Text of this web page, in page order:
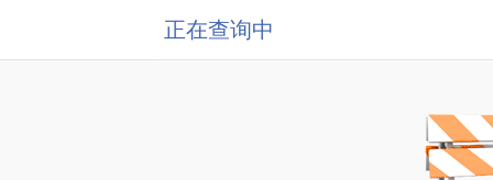
正在查询中